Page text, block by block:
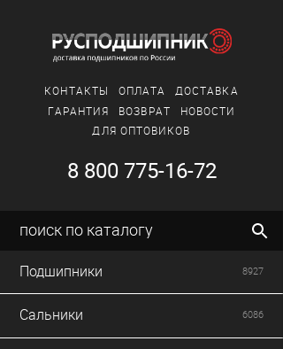
КОНТАКТЫ ОПЛАТА
ДОСТАВКА
ГАРАНТИЯ
ВОЗВРАТ
НОВОСТИ
ДЛЯ ОПТОВИКОВ
8 800 775-16-72
поиск по каталогу
Подшипники 8927
Сальники 6086